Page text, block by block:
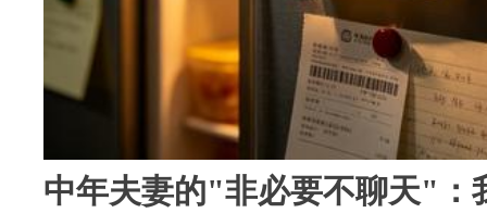
中年夫妻的"非必要不聊天"：